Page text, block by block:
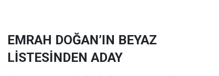
EMRAH DOĞAN’IN BEYAZ
LİSTESİNDEN ADAY